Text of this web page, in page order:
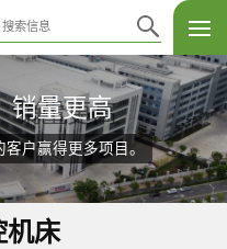
销量更高
客户赢得更多项目。
机床